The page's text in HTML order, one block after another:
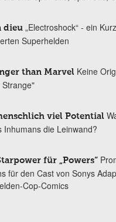
dieu „Electroshock“ - ein
Superhelden
than Marvel Keine
Strange"
viel Potential
Inhumans die Leinwand?
für „Powers“
für den Cast von Sonys
Cop-Comics